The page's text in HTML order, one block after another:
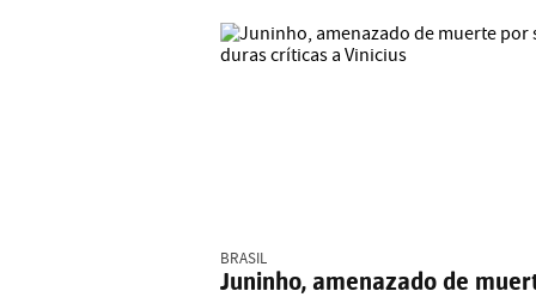
BRASIL
Juninho, amenazado de